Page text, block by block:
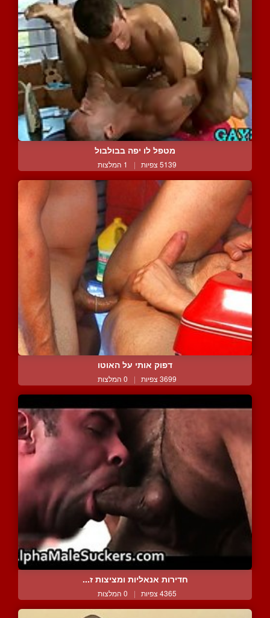
מטפל לו יפה בבולבול
5139 צפיות | 1 המלצות
דפוק אותי על האוטו
3699 צפיות | 0 המלצות
חדירות אנאליות ומציצות ז...
4365 צפיות | 0 המלצות